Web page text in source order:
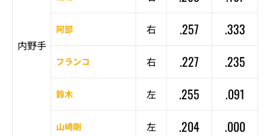
内野手
阿部 右 .257 .333
フランコ 右 .227 .235
鈴木 左 .255 .091
山崎剛 左 .204 .000